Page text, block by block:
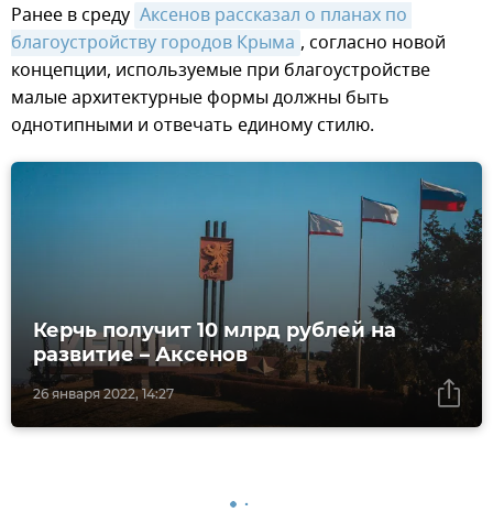
Ранее в среду Аксенов рассказал о планах по
благоустройству городов Крыма , согласно новой
концепции, используемые при благоустройстве
малые архитектурные формы должны быть
однотипными и отвечать единому стилю.
26 января 2022, 14:27
Керчь получит 10 млрд рублей на
развитие – Аксенов